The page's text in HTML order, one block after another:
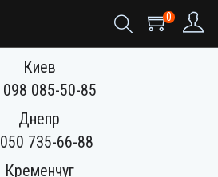
0
Киев
098 085-50-85
Днепр
050 735-66-88
Кременчуг